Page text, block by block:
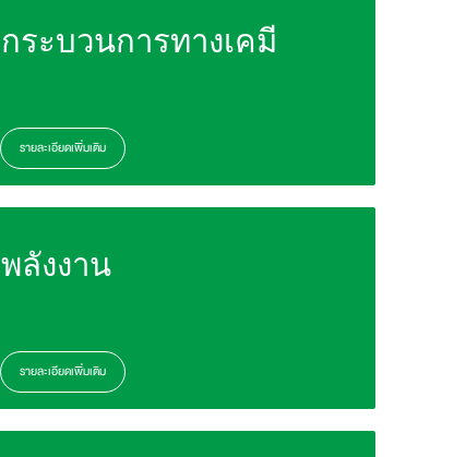
กระบวนการทางเคมี
รายละเอียดเพิ่มเติม
พลังงาน
รายละเอียดเพิ่มเติม